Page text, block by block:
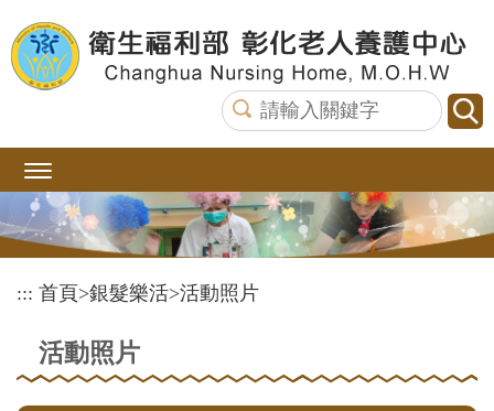
到
主
::: 首頁>銀髮樂活>活動照片
活動照片